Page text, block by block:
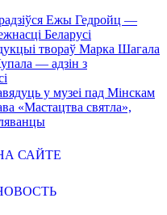
Ежы Гедройц —
Беларусі
твораў Марка Шагала
— адзін з
у музеі пад Мінскам
«Мастацтва святла»,
САЙТЕ